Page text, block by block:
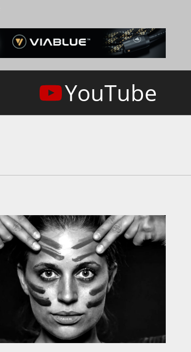
YouTube